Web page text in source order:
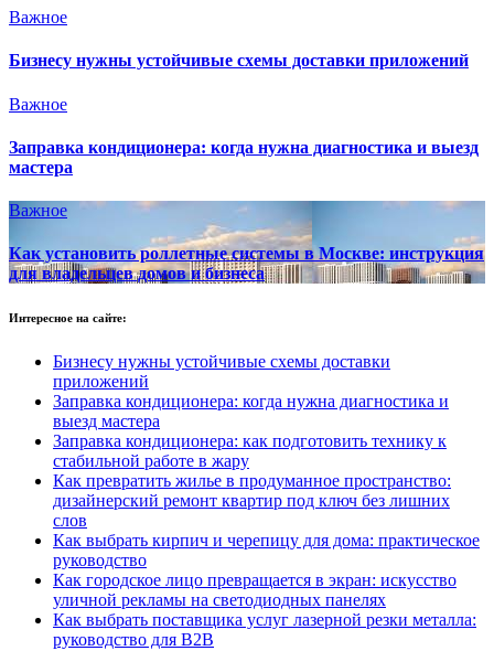
Важное
Бизнесу нужны устойчивые схемы доставки приложений
Важное
Заправка кондиционера: когда нужна диагностика и выезд
мастера
Важное
Как установить роллетные системы в Москве: инструкция
для владельцев домов и бизнеса
Интересное на сайте:
Бизнесу нужны устойчивые схемы доставки
приложений
Заправка кондиционера: когда нужна диагностика и
выезд мастера
Заправка кондиционера: как подготовить технику к
стабильной работе в жару
Как превратить жилье в продуманное пространство:
дизайнерский ремонт квартир под ключ без лишних
слов
Как выбрать кирпич и черепицу для дома: практическое
руководство
Как городское лицо превращается в экран: искусство
уличной рекламы на светодиодных панелях
Как выбрать поставщика услуг лазерной резки металла:
руководство для B2B